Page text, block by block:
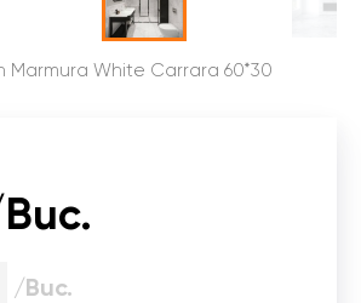
Marmura White Carrara 60*30
/Buc.